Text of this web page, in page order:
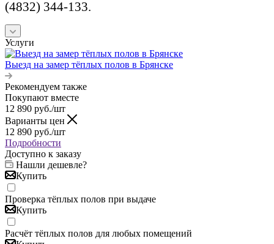
(4832) 344-133.
Услуги
Выезд на замер тёплых полов в Брянске
Рекомендуем также
Покупают вместе
12 890 руб./шт
Варианты цен
12 890 руб./шт
Подробности
Доступно к заказу
Нашли дешевле?
Купить
Проверка тёплых полов при выдаче
Купить
Расчёт тёплых полов для любых помещений